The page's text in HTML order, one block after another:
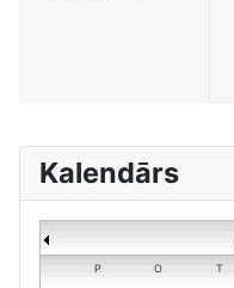
Kalendārs
P O T